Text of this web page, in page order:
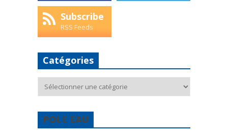
Subscribe
RSS Feeds
Catégories
POLE EAU